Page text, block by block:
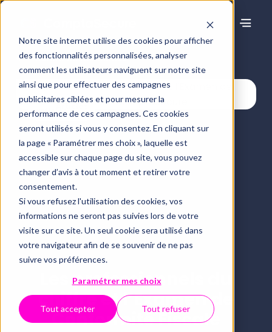
Notre site internet utilise des cookies pour afficher
des fonctionnalités personnalisées, analyser
comment les utilisateurs naviguent sur notre site
ainsi que pour effectuer des campagnes
publicitaires ciblées et pour mesurer la
performance de ces campagnes. Ces cookies
seront utilisés si vous y consentez. En cliquant sur
la page « Paramétrer mes choix », laquelle est
accessible sur chaque page du site, vous pouvez
changer d’avis à tout moment et retirer votre
consentement.
Si vous refusez l'utilisation des cookies, vos
informations ne seront pas suivies lors de votre
visite sur ce site. Un seul cookie sera utilisé dans
votre navigateur afin de se souvenir de ne pas
suivre vos préférences.
Paramétrer mes choix
Tout accepter Tout refuser
Centre de ressources
Les professionnels du
chiffre et l’Examen de
Conformité Fiscale